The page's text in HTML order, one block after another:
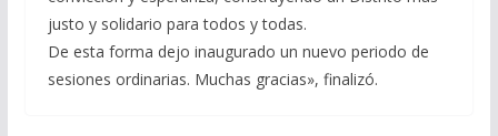
justo y solidario para todos y todas.
De esta forma dejo inaugurado un nuevo periodo de
sesiones ordinarias. Muchas gracias», finalizó.